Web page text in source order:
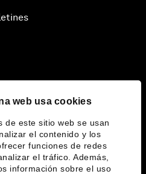
web usa cookies
de este sitio web se usan
el contenido y los
funciones de redes
el tráfico. Además,
información sobre el uso